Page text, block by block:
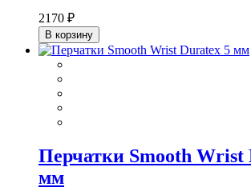
2170 ₽
В корзину
Перчатки Smooth Wrist
мм